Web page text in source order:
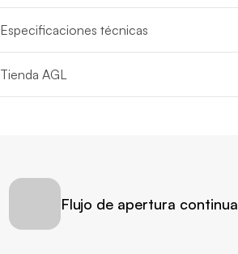
Especificaciones técnicas
Tienda AGL
Flujo de apertura continua